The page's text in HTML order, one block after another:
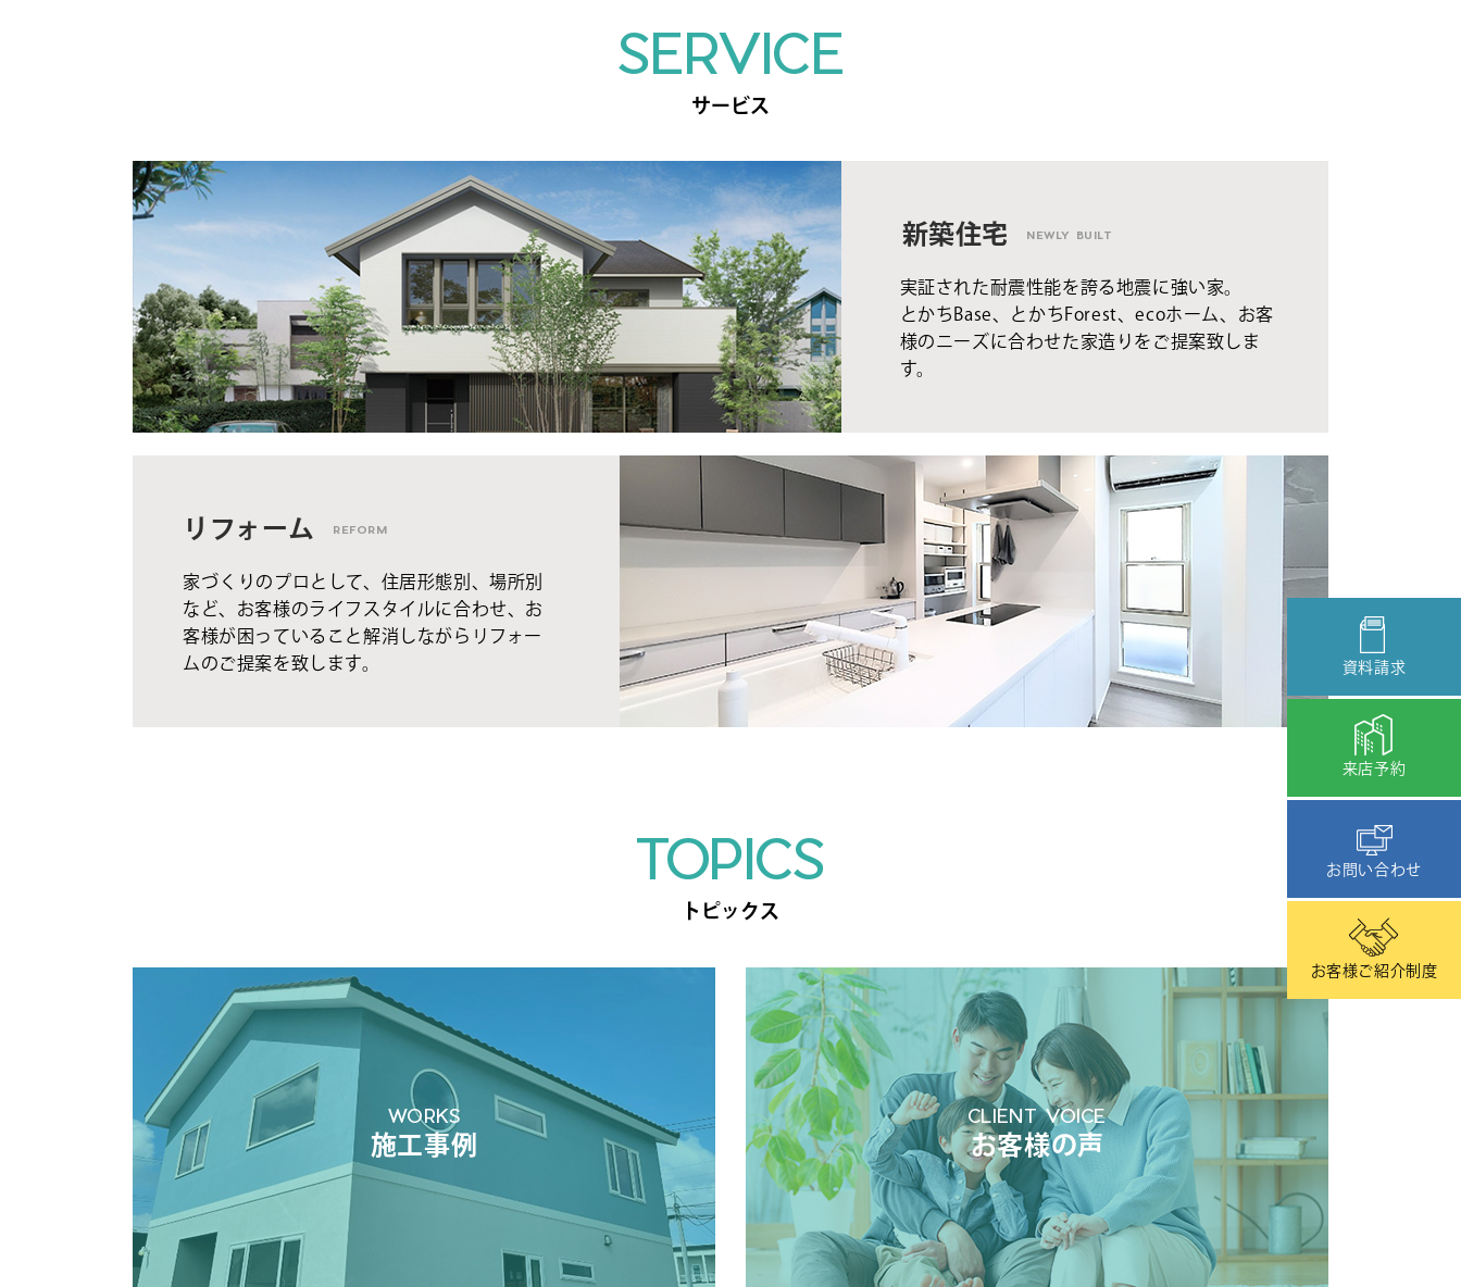
資料請求
来店予約
お問い合わせ
お客様ご紹介制度
SERVICE
サービス
新築住宅 NEWLY BUILT
実証された耐震性能を誇る地震に強い家。
とかちBase、とかちForest、ecoホーム、お客
様のニーズに合わせた家造りをご提案致しま
す。
リフォーム REFORM
家づくりのプロとして、住居形態別、場所別
など、お客様のライフスタイルに合わせ、お
客様が困っていること解消しながらリフォー
ムのご提案を致します。
TOPICS
トピックス
WORKS
施工事例
CLIENT VOICE
お客様の声